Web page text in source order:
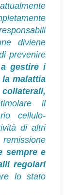
diviene
prevenire
gestire i
malattia
il
cellulo-
di altri
sempre e
regolari
lo stato